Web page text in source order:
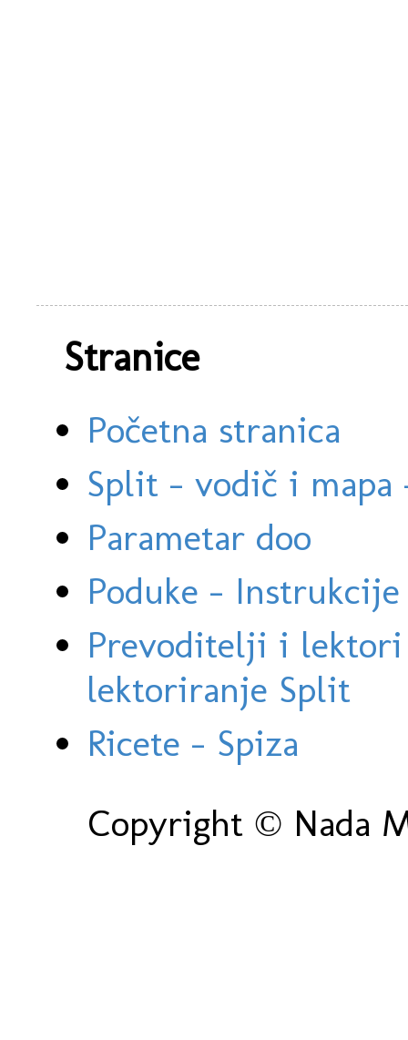
Stranice
Početna stranica
Split - vodič i
Parametar doo
Poduke -
Prevoditelji i
lektoriranje Split
Ricete - Spiza
Copyright © Nada